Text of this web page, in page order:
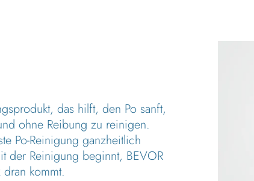
das hilft, den Po sanft,
ohne Reibung zu reinigen.
Po-Reinigung ganzheitlich
der Reinigung beginnt, BEVOR
kommt.